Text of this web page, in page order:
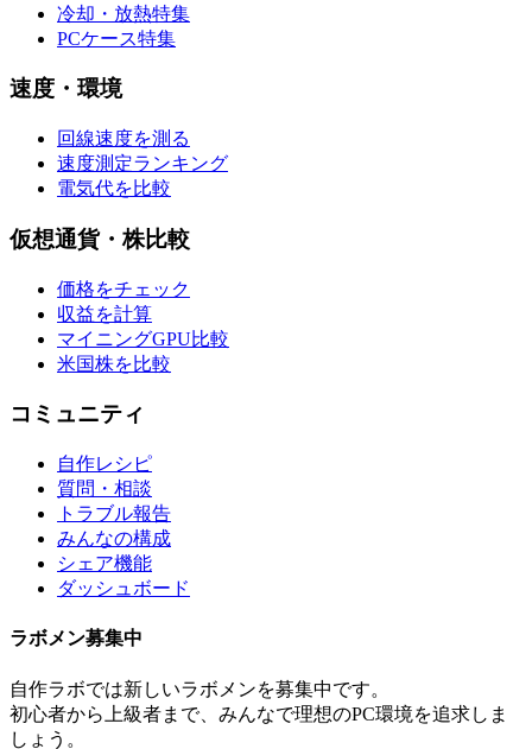
冷却・放熱特集
PCケース特集
速度・環境
回線速度を測る
速度測定ランキング
電気代を比較
仮想通貨・株比較
価格をチェック
収益を計算
マイニングGPU比較
米国株を比較
コミュニティ
自作レシピ
質問・相談
トラブル報告
みんなの構成
シェア機能
ダッシュボード
ラボメン募集中
自作ラボでは新しいラボメンを募集中です。
初心者から上級者まで、みんなで理想のPC環境を追求しま
しょう。